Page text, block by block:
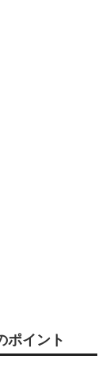
ポイント